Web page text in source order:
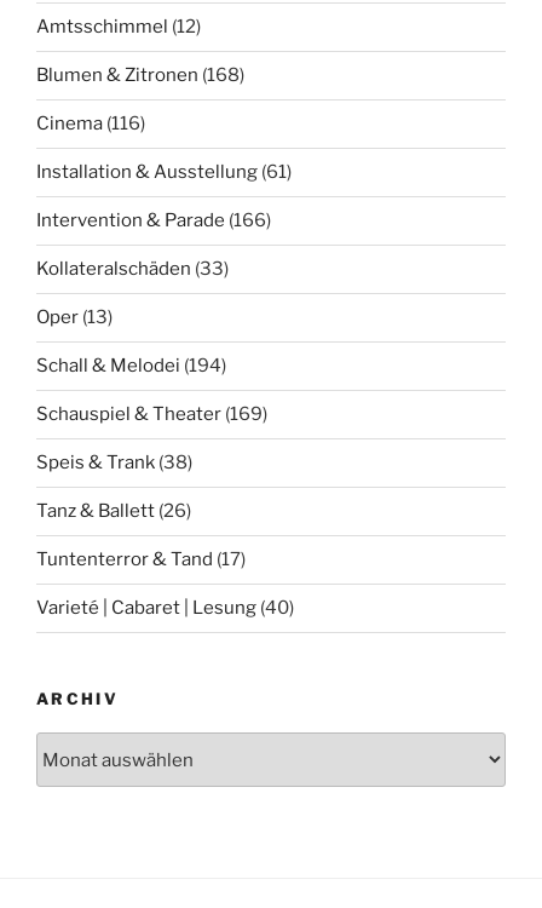
Amtsschimmel (12)
Blumen & Zitronen (168)
Cinema (116)
Installation & Ausstellung (61)
Intervention & Parade (166)
Kollateralschäden (33)
Oper (13)
Schall & Melodei (194)
Schauspiel & Theater (169)
Speis & Trank (38)
Tanz & Ballett (26)
Tuntenterror & Tand (17)
Varieté | Cabaret | Lesung (40)
ARCHIV